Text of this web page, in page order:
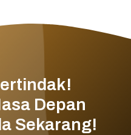
Depan
Sekarang!